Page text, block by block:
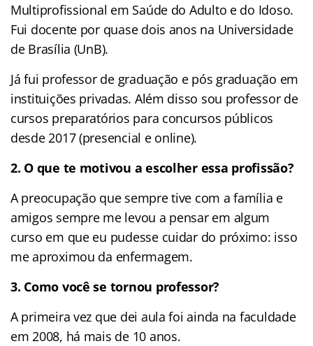
Multiprofissional em Saúde do Adulto e do Idoso.
Fui docente por quase dois anos na Universidade
de Brasília (UnB).
Já fui professor de graduação e pós graduação em
instituições privadas. Além disso sou professor de
cursos preparatórios para concursos públicos
desde 2017 (presencial e online).
2. O que te motivou a escolher essa profissão?
A preocupação que sempre tive com a família e
amigos sempre me levou a pensar em algum
curso em que eu pudesse cuidar do próximo: isso
me aproximou da enfermagem.
3. Como você se tornou professor?
A primeira vez que dei aula foi ainda na faculdade
em 2008, há mais de 10 anos.